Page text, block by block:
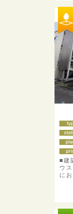
■建
ウ
に